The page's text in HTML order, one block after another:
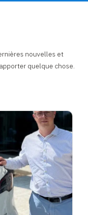
nouvelles et
quelque chose.